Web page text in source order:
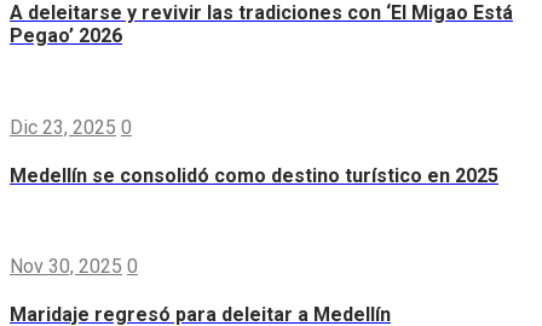
A deleitarse y revivir las tradiciones con ‘El Migao Está
Pegao’ 2026
Dic 23, 2025 0
Medellín se consolidó como destino turístico en 2025
Nov 30, 2025 0
Maridaje regresó para deleitar a Medellín